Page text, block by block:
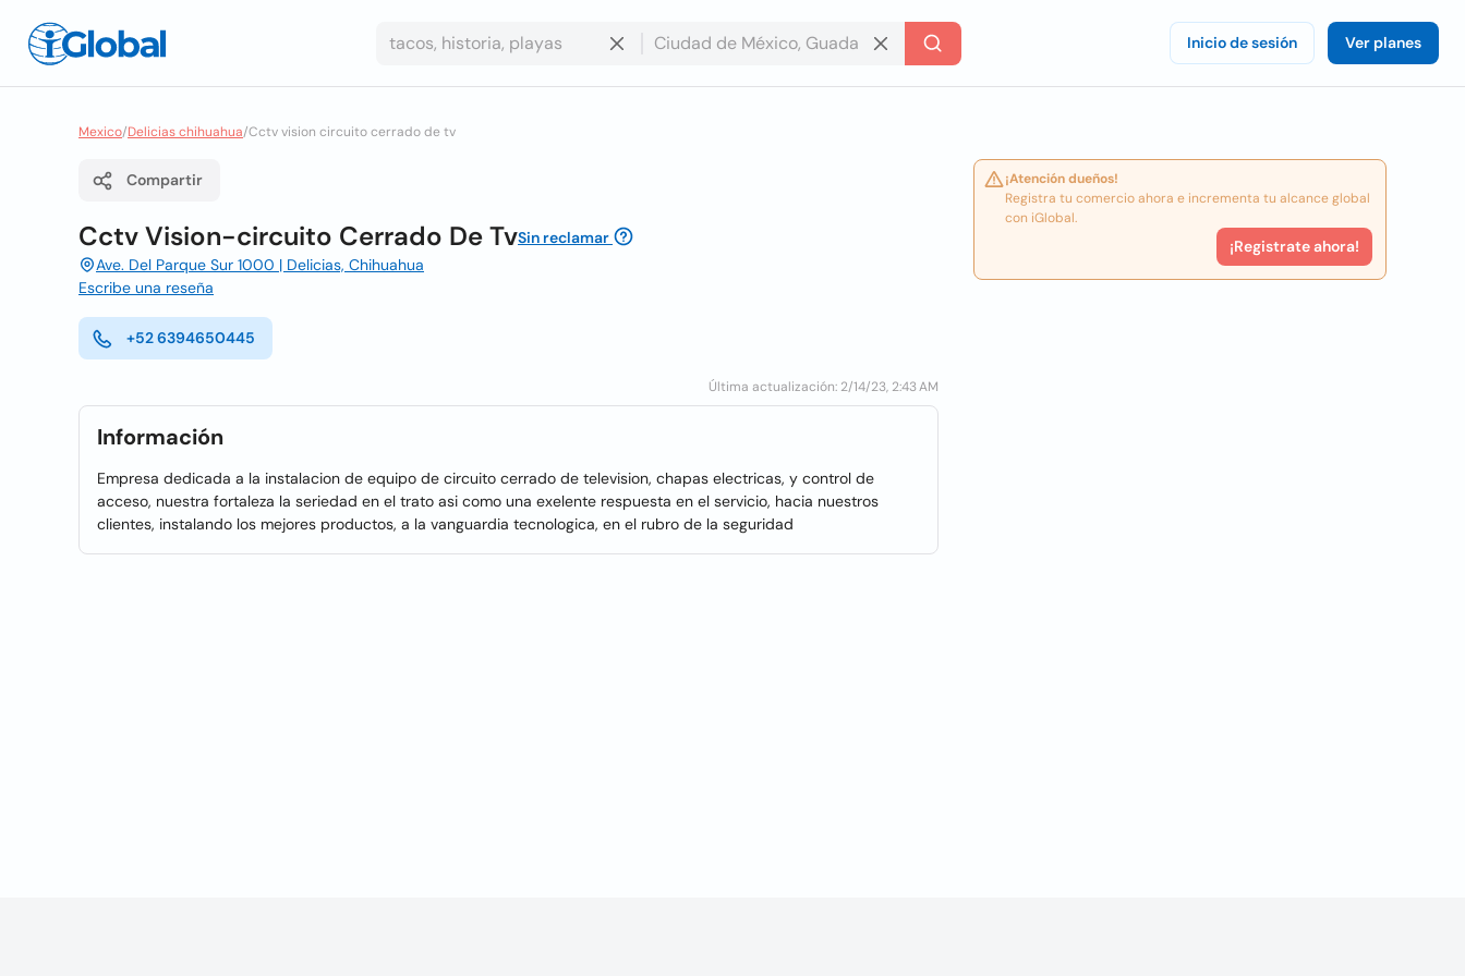
Inicio de sesión Ver planes
Mexico/Delicias chihuahua/Cctv vision circuito cerrado de tv
Compartir
Cctv Vision-circuito Cerrado De TvSin reclamar
Ave. Del Parque Sur 1000 | Delicias, Chihuahua
Escribe una reseña
+52 6394650445
Última actualización: 2/14/23, 2:43 AM
Información
Empresa dedicada a la instalacion de equipo de circuito cerrado de television, chapas electricas, y control de
acceso, nuestra fortaleza la seriedad en el trato asi como una exelente respuesta en el servicio, hacia nuestros
clientes, instalando los mejores productos, a la vanguardia tecnologica, en el rubro de la seguridad
¡Atención dueños!
Registra tu comercio ahora e incrementa tu alcance global
con iGlobal.
¡Registrate ahora!